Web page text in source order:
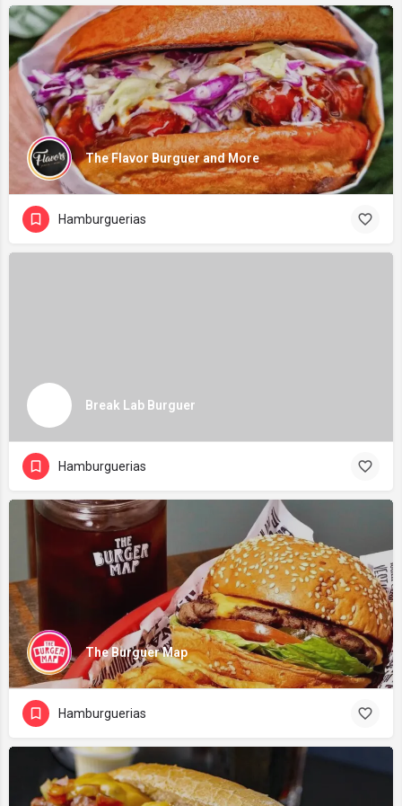
The Flavor Burguer and More
Hamburguerias
Break Lab Burguer
Hamburguerias
The Burguer Map
Hamburguerias